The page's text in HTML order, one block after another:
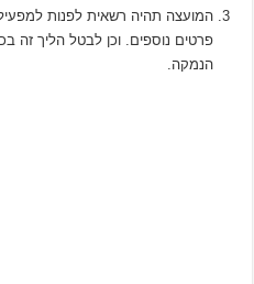
המועצה תהיה רשאית לפנות
פרטים נוספים. וכן לבטל הליך זה
הנמקה.